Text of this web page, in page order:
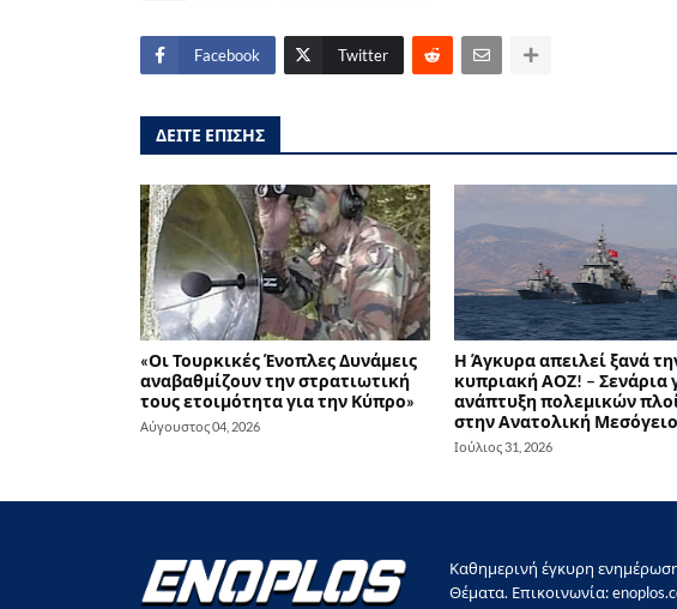
Facebook Twitter
ΔΕΙΤΕ ΕΠΙΣΗΣ
«Οι Τουρκικές Ένοπλες Δυνάμεις
αναβαθμίζουν την στρατιωτική
τους ετοιμότητα για την Κύπρο»
Αύγουστος 04, 2026
Η Άγκυρα απειλεί ξανά
κυπριακή ΑΟΖ! – Σενάρια
ανάπτυξη πολεμικών
στην Ανατολική Μεσόγειο
Ιούλιος 31, 2026
Καθημερινή έγκυρη
Θέματα. Επικοινωνία: